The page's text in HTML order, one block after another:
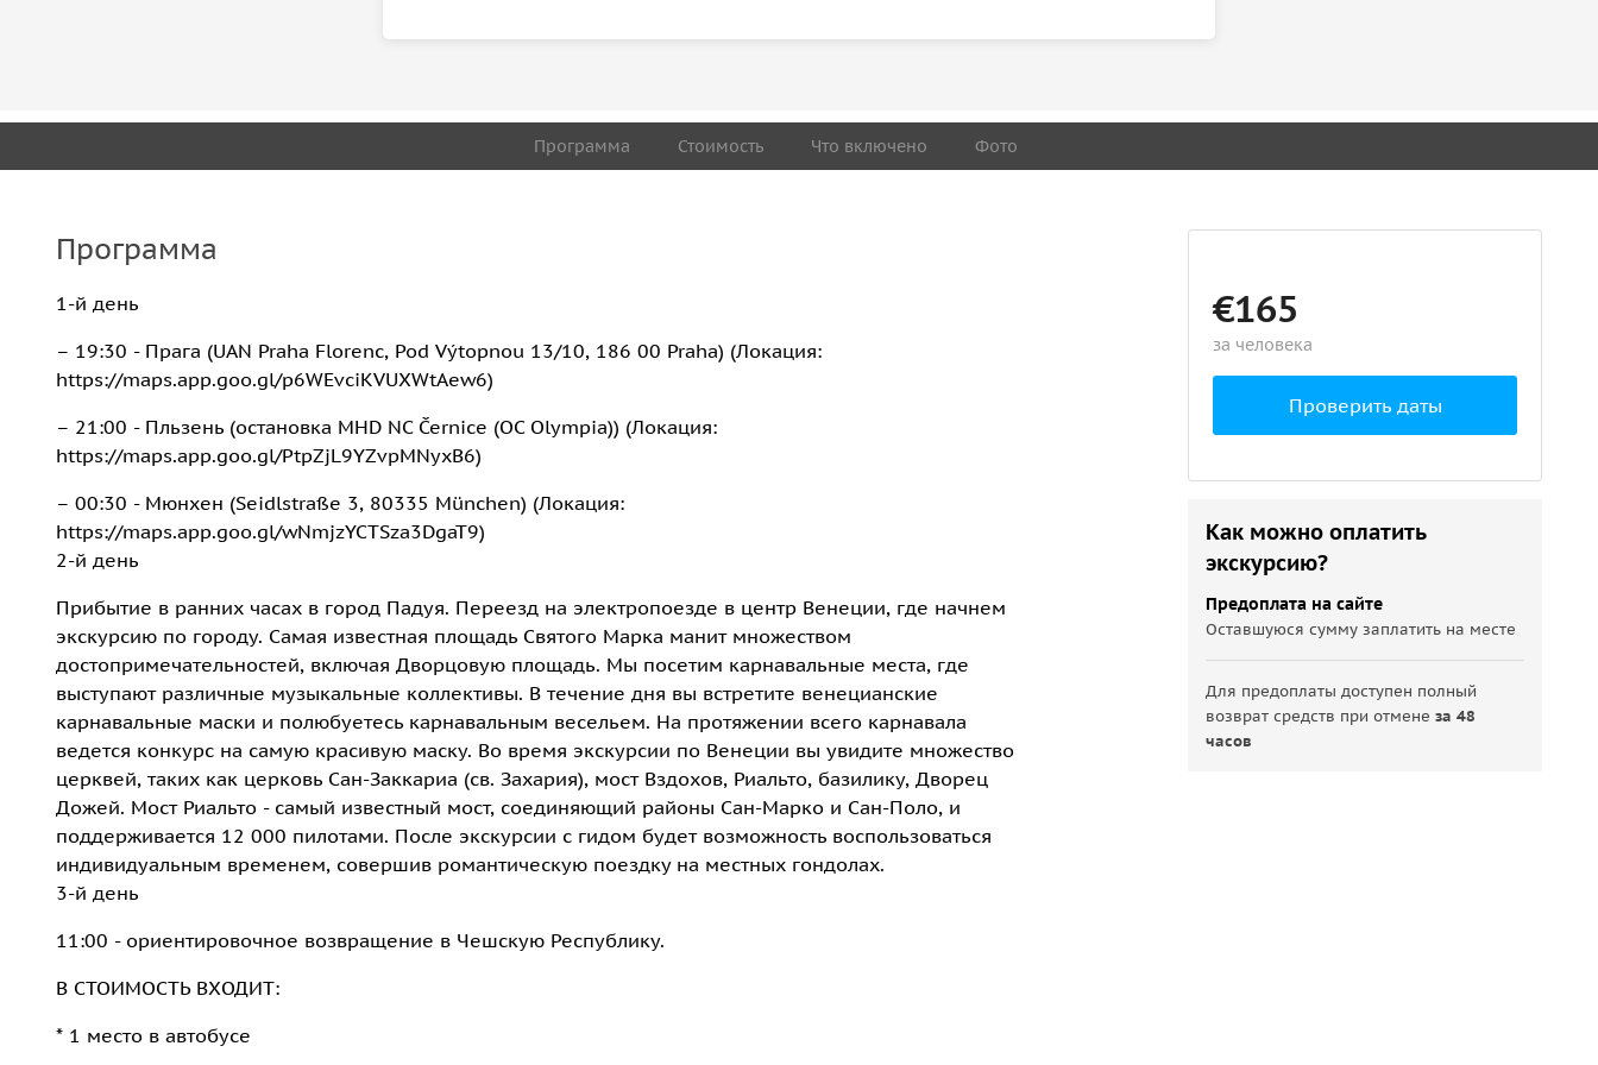
Программа Стоимость Что включено Фото
Программа
1-й день
– 19:30 - Прага (UAN Praha Florenc, Pod Výtopnou 13/10, 186 00 Praha) (Локация:
https://maps.app.goo.gl/p6WEvciKVUXWtAew6)
– 21:00 - Пльзень (остановка MHD NC Černice (OC Olympia)) (Локация:
https://maps.app.goo.gl/PtpZjL9YZvpMNyxB6)
– 00:30 - Мюнхен (Seidlstraße 3, 80335 München) (Локация:
https://maps.app.goo.gl/wNmjzYCTSza3DgaT9)
2-й день
Прибытие в ранних часах в город Падуя. Переезд на электропоезде в центр Венеции, где начнем
экскурсию по городу. Самая известная площадь Святого Марка манит множеством
достопримечательностей, включая Дворцовую площадь. Мы посетим карнавальные места, где
выступают различные музыкальные коллективы. В течение дня вы встретите венецианские
карнавальные маски и полюбуетесь карнавальным весельем. На протяжении всего карнавала
ведется конкурс на самую красивую маску. Во время экскурсии по Венеции вы увидите множество
церквей, таких как церковь Сан-Заккариа (св. Захария), мост Вздохов, Риальто, базилику, Дворец
Дожей. Мост Риальто - самый известный мост, соединяющий районы Сан-Марко и Сан-Поло, и
поддерживается 12 000 пилотами. После экскурсии с гидом будет возможность воспользоваться
индивидуальным временем, совершив романтическую поездку на местных гондолах.
3-й день
11:00 - ориентировочное возвращение в Чешскую Республику.
В СТОИМОСТЬ ВХОДИТ:
* 1 место в автобусе
€165
за человека
Проверить даты
Как можно оплатить
экскурсию?
Предоплата на сайте
Оставшуюся сумму заплатить на месте
Для предоплаты доступен полный
возврат средств при отменеза 48
часов